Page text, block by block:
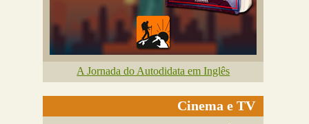
A Jornada do Autodidata em Inglês
Cinema e TV